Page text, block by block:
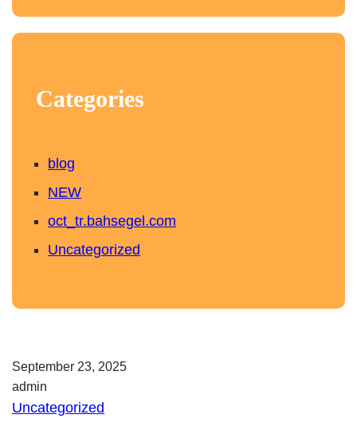
Categories
blog
NEW
oct_tr.bahsegel.com
Uncategorized
September 23, 2025
admin
Uncategorized